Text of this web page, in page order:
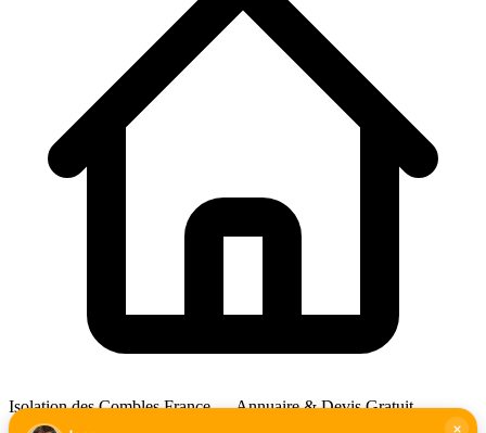
Isolation des Combles France — Annuaire & Devis Gratuit